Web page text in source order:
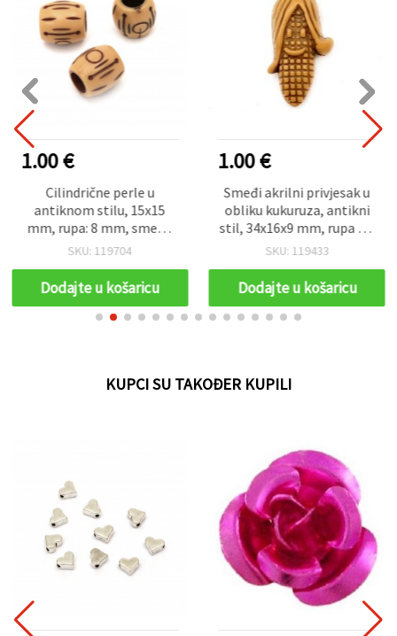
1.00 €
Cilindrične perle u
antiknom stilu, 15x15
mm, rupa: 8 mm, smeđa
boja - 50 g (~28 kom)
SKU: 119704
Dodajte u košaricu
1.00 €
Smeđi akrilni privjesak u
obliku kukuruza, antikni
stil, 34x16x9 mm, rupa 2,5
mm – 50 g (~22 kom)
SKU: 119433
Dodajte u košaricu
KUPCI SU TAKOĐER KUPILI